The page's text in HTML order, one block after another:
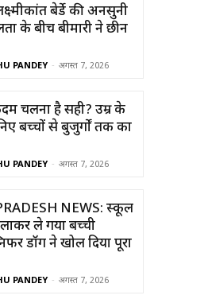
बेर्डे की अनसुनी
के बीच बीमारी ने छीन
PANDEY - अगस्त 7, 2026
चलना है सही? उम्र के
बच्चों से बुजुर्गों तक का
PANDEY - अगस्त 7, 2026
NEWS: स्कूल
ले गया बच्ची
डॉग ने खोल दिया पूरा
PANDEY - अगस्त 7, 2026